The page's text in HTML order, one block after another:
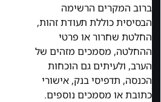
ברוב המקרים הרשימה
הבסיסית כוללת תעודת זהות,
החלטת שחרור או פרטי
ההחלטה, מסמכים מזהים של
הערב, ולעיתים גם הוכחות
הכנסה, תדפיסי בנק, אישורי
כתובת או מסמכים נוספים.